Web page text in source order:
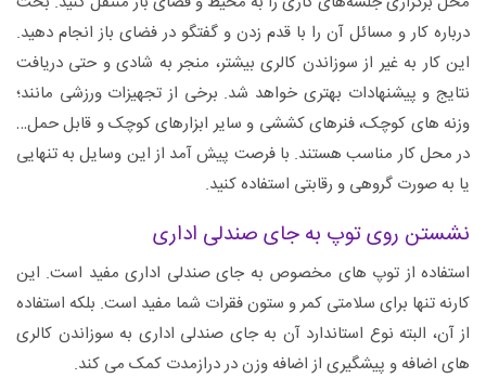
درباره کار و مسائل آن را با قدم زدن و گفتگو در فضای باز انجام دهید.
این کار به غیر از سوزاندن کالری بیشتر، منجر به شادی و حتی دریافت
نتایج و پیشنهادات بهتری خواهد شد. برخی از تجهیزات ورزشی مانند؛
وزنه ‌های کوچک، فنرهای کششی و سایر ابزارهای کوچک و قابل حمل…
در محل کار مناسب هستند. با فرصت پیش آمد از این وسایل به تنهایی
یا به صورت گروهی و رقابتی استفاده کنید.
نشستن روی توپ به جای صندلی اداری
استفاده از توپ‌ های مخصوص به جای صندلی اداری مفید است. این
کارنه تنها برای سلامتی کمر و ستون فقرات شما مفید است. بلکه استفاده
از آن، البته نوع استاندارد آن به جای صندلی اداری به سوزاندن کالری‌
های اضافه و پیشگیری از اضافه وزن در درازمدت کمک می ‌کند.